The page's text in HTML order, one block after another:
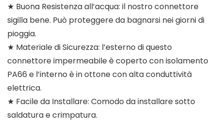
★ Buona Resistenza all’acqua: il nostro connettore
sigilla bene. Può proteggere da bagnarsi nei giorni di
pioggia.
★ Materiale di Sicurezza: l’esterno di questo
connettore impermeabile è coperto con isolamento
PA66 e l’interno è in ottone con alta conduttività
elettrica.
★ Facile da Installare: Comodo da installare sotto
saldatura e crimpatura.